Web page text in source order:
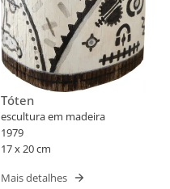
Tóten
escultura em madeira
1979
17 x 20 cm
Mais detalhes